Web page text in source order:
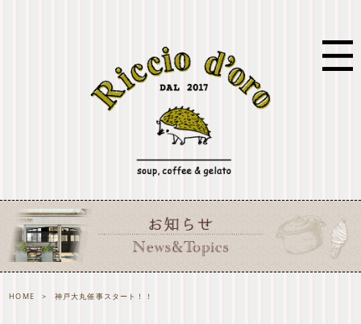
HOME > 神戸大丸催事スタート！！